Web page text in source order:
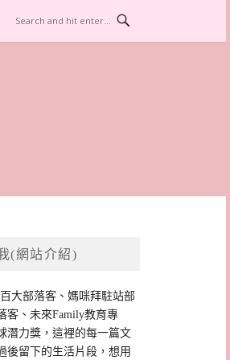
(網站介紹)
大部落客、媽咪拜駐站部
客、未來Family教育專
潛力獎，這裡的每一篇文
後留下的生活片段，想用